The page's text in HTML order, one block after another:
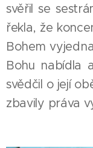
svěřil se
řekla, že
Bohem
Bohu nabídla
svědčil o její
zbavily práva